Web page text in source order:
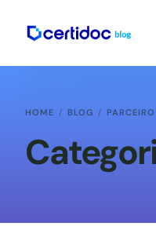
HOME BLOG PARCEIRO
Contábil
Certificado Digital